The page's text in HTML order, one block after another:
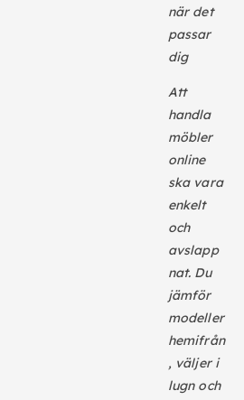
när det
passar
dig
Att
handla
möbler
online
ska vara
enkelt
och
avslapp
nat. Du
jämför
modeller
hemifrån
, väljer i
lugn och